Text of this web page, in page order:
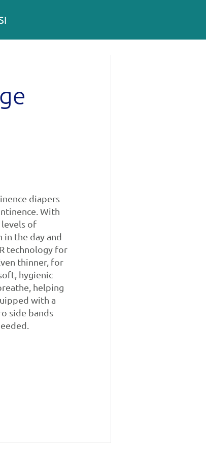
diapers
With
of
in the day and
technology for
thinner, for
hygienic
helping
with a
side bands